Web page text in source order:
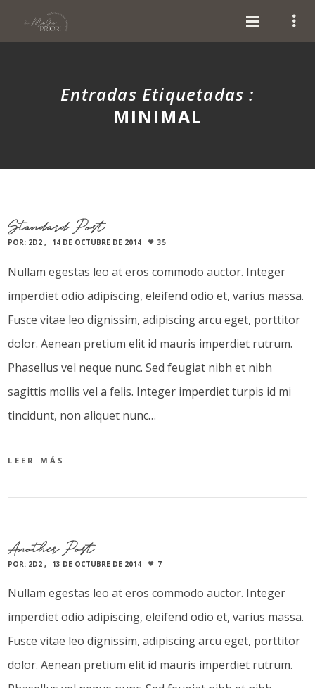
Entradas Etiquetadas :
MINIMAL
Standard Post
POR: 2D2 14 DE OCTUBRE DE 2014 35
Nullam egestas leo at eros commodo auctor. Integer
imperdiet odio adipiscing, eleifend odio et, varius massa.
Fusce vitae leo dignissim, adipiscing arcu eget, porttitor
dolor. Aenean pretium elit id mauris imperdiet rutrum.
Phasellus vel neque nunc. Sed feugiat nibh et nibh
sagittis mollis vel a felis. Integer imperdiet turpis id mi
tincidunt, non aliquet nunc…
LEER MÁS
Another Post
POR: 2D2 13 DE OCTUBRE DE 2014 7
Nullam egestas leo at eros commodo auctor. Integer
imperdiet odio adipiscing, eleifend odio et, varius massa.
Fusce vitae leo dignissim, adipiscing arcu eget, porttitor
dolor. Aenean pretium elit id mauris imperdiet rutrum.